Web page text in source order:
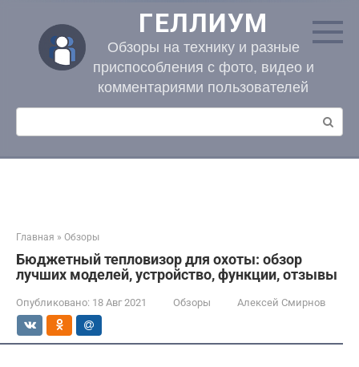
контенту
ГЕЛЛИУМ
Обзоры на технику и разные
приспособления с фото, видео и
комментариями пользователей
Поиск:
Главная » Обзоры
Бюджетный тепловизор для охоты: обзор
лучших моделей, устройство, функции, отзывы
Опубликовано: 18 Авг 2021 Обзоры Алексей Смирнов